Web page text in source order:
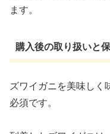
ます。
購入後の取り扱いと
ズワイガニを美味しく
必須です。